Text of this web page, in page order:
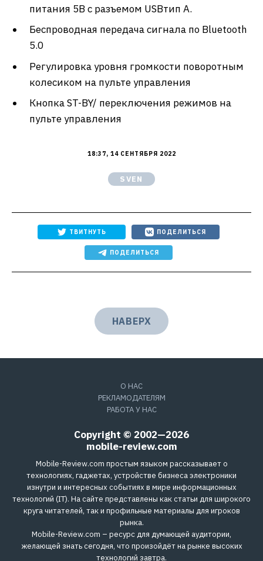
питания 5В с разъемом USBтип А.
Беспроводная передача сигнала по Bluetooth
5.0
Регулировка уровня громкости поворотным
колесиком на пульте управления
Кнопка ST-BY/ переключения режимов на
пульте управления
18:37, 14 СЕНТЯБРЯ 2022
SVEN
ТВИТНУТЬ ПОДЕЛИТЬСЯ
ПОДЕЛИТЬСЯ
НАВЕРХ
О НАС
РЕКЛАМОДАТЕЛЯМ
РАБОТА У НАС
Copyright © 2002—2026
mobile-review.com
Mobile-Review.com простым языком рассказывает о
технологиях, гаджетах, устройстве бизнеса электроники
изнутри и интересных событиях в мире информационных
технологий (IT). На сайте представлены как статьи для широкого
круга читателей, так и профильные материалы для игроков
рынка.
Mobile-Review.com – ресурс для думающей аудитории,
желающей знать сегодня, что произойдёт на рынке высоких
технологий завтра.